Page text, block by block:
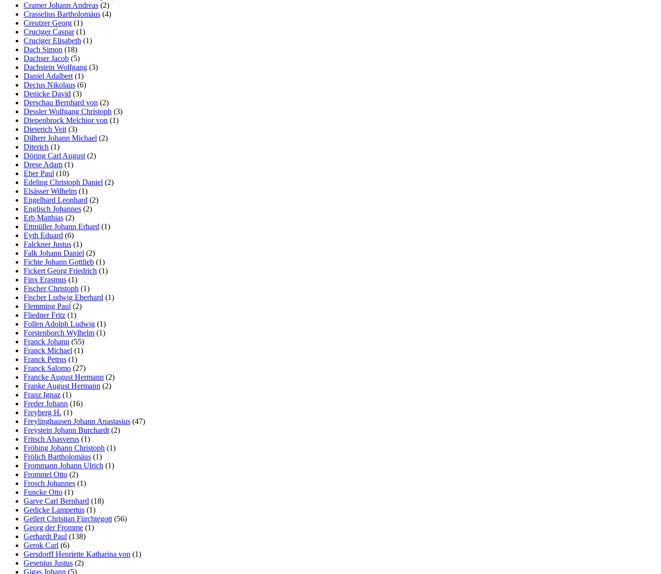
Cramer Johann Andreas (2)
Crasselius Bartholomäus (4)
Creutzer Georg (1)
Cruciger Caspar(1)
Cruciger Elisabeth (1)
Dach Simon (18)
Dachser Jacob (5)
Dachstein Wolfgang (3)
Daniel Adalbert (1)
Decius Nikolaus (6)
Denicke David (3)
Derschau Bernhard von (2)
Dessler Wolfgang Christoph (3)
Diepenbrock Melchior von (1)
Dieterich Veit (3)
Dilherr Johann Michael (2)
Diterich (1)
Döring Carl August (2)
Drese Adam (1)
Eber Paul (10)
Edeling Christoph Daniel (2)
Elsässer Wilhelm (1)
Engelhard Leonhard (2)
Englisch Johannes (2)
Erb Matthias (2)
Ettmüller Johann Erhard (1)
Eyth Eduard (6)
Falckner Justus (1)
Falk Johann Daniel (2)
Fichte Johann Gottlieb (1)
Fickert Georg Friedrich (1)
Finx Erasmus (1)
Fischer Christoph (1)
Fischer Ludwig Eberhard (1)
Flemming Paul (2)
Fliedner Fritz (1)
Follen Adolph Ludwig (1)
Forstenborch Wylhelm (1)
Franck Johann (55)
Franck Michael (1)
Franck Petrus (1)
Franck Salomo (27)
Francke August Hermann (2)
Franke August Hermann (2)
Franz Ignaz (1)
Freder Johann (16)
Freyberg H. (1)
Freylinghausen Johann Anastasius (47)
Freystein Johann Burchardt (2)
Fritsch Ahasverus (1)
Fröbing Johann Christoph (1)
Frölich Bartholomäus (1)
Frommann Johann Ulrich (1)
Frommel Otto (2)
Frosch Johannes (1)
Funcke Otto (1)
Garve Carl Bernhard (18)
Gedicke Lampertus (1)
Gellert Christian Fürchtegott (56)
Georg der Fromme (1)
Gerhardt Paul (138)
Gerok Carl (6)
Gersdorff Henriette Katharina von (1)
Gesenius Justus (2)
Gigas Johann (5)